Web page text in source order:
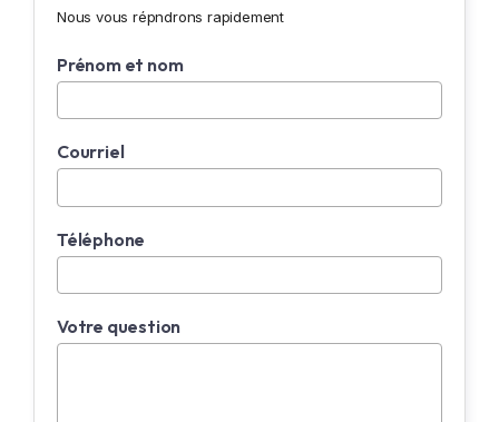
Nous vous répndrons rapidement
Prénom et nom
Courriel
Téléphone
Votre question